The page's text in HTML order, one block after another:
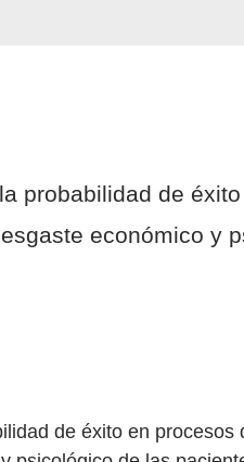
probabilidad de
económico y
de éxito en